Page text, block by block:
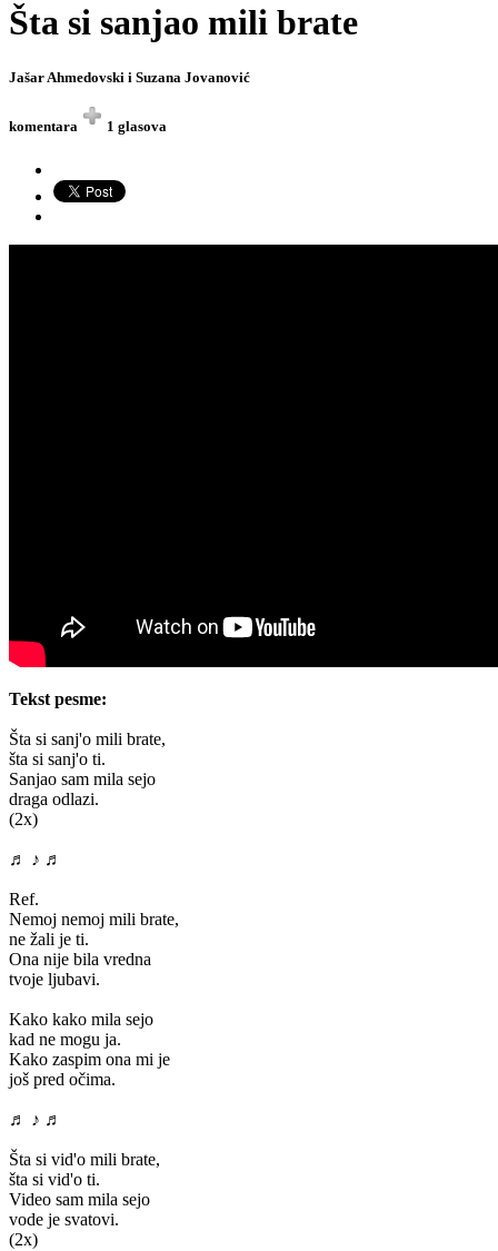
Šta si sanjao mili brate
Jašar Ahmedovski i Suzana Jovanović
komentara 1 glasova
Tekst pesme:
Šta si sanj'o mili brate,
šta si sanj'o ti.
Sanjao sam mila sejo
draga odlazi.
(2x)
♬ ♪ ♬
Ref.
Nemoj nemoj mili brate,
ne žali je ti.
Ona nije bila vredna
tvoje ljubavi.
Kako kako mila sejo
kad ne mogu ja.
Kako zaspim ona mi je
još pred očima.
♬ ♪ ♬
Šta si vid'o mili brate,
šta si vid'o ti.
Video sam mila sejo
vode je svatovi.
(2x)